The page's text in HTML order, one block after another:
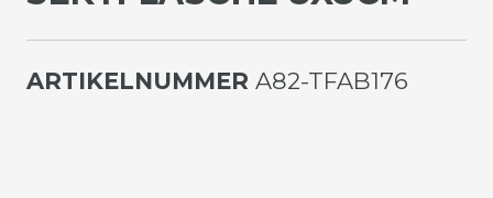
ARTIKELNUMMER A82-TFAB176